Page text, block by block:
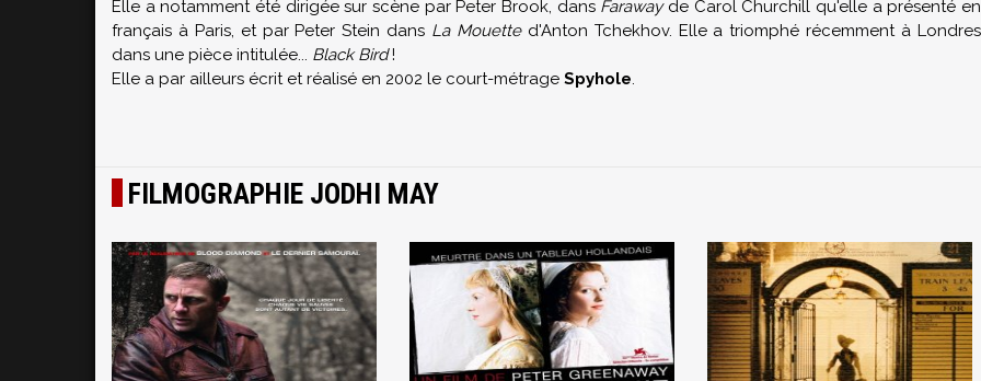
Elle a notamment été dirigée sur scène par Peter Brook, dans Faraway de Carol Churchill qu'elle a présenté en
français à Paris, et par Peter Stein dans La Mouetted'Anton Tchekhov. Elle a triomphé récemment à Londres
dans une pièce intitulée... Black Bird!
Elle a par ailleurs écrit et réalisé en 2002 le court-métrage Spyhole.
FILMOGRAPHIE JODHI MAY